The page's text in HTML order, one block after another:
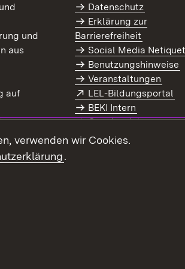
und
aus
auf
(Öffnet in neuem Fenster)
Datenschutz
Erklärung zur
Barrierefreiheit
Social Media
Benutzungshinweise
Veranstaltungen
Extern:
LEL-Bildungsportal
BEKI Intern
Coaches Intern
Intranet
verwenden wir Cookies.
.